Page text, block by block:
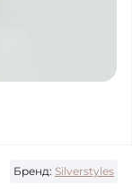
Бренд: Silverstyles